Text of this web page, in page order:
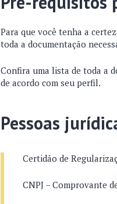
Para que você tenha a
toda a documentação
Confira uma lista de toda a
de acordo com seu perfil.
Pessoas
Certidão de
CNPJ – Comprovante